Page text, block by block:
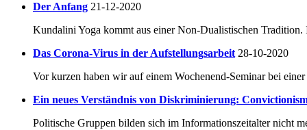
Der Anfang 21-12-2020
Kundalini Yoga kommt aus einer Non-Dualistischen
Das Corona-Virus in der Aufstellungsarbeit 28-10-2020
Vor kurzen haben wir auf einem Wochenend-Seminar bei
Ein neues Verständnis von Diskriminierung:
Politische Gruppen bilden sich im Informationszeitalter nicht